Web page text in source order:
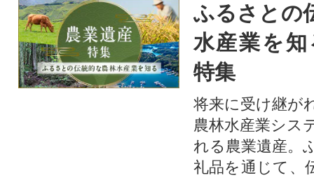
ふるさとの
水産業を
特集
将来に受け継が
農林水産業シス
れる農業遺産。
礼品を通じて、